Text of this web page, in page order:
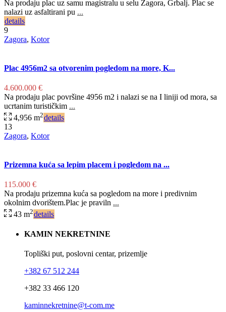
Na prodaju plac uz samu magistralu u selu Zagora, Grbalj. Plac se
nalazi uz asfaltirani pu ...
details
9
Zagora, Kotor
Plac 4956m2 sa otvorenim pogledom na more, K...
4.600.000 €
Na prodaju plac površine 4956 m2 i nalazi se na I liniji od mora, sa
ucrtanim turističkim ...
4,956 m2details
13
Zagora, Kotor
Prizemna kuća sa lepim placem i pogledom na ...
115.000 €
Na prodaju prizemna kuća sa pogledom na more i predivnim
okolnim dvorištem.Plac je praviln ...
43 m2details
KAMIN NEKRETNINE
Topliški put, poslovni centar, prizemlje
+382 67 512 244
+382 33 466 120
kaminnekretnine@t-com.me